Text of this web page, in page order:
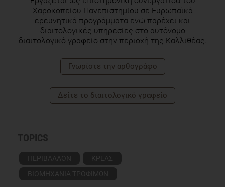
διαιτολογικό γραφείο στην περιοχή της Καλλιθέας.
Γνωρίστε την αρθογράφο
Δείτε το διαιτολογικό γραφείο
ΒΙΟΜΗΧΑΝΙΑ ΤΡΟΦΙΜΩΝ
ΔΙΑΒΑΣΤΕ ΑΚΟΜΗ